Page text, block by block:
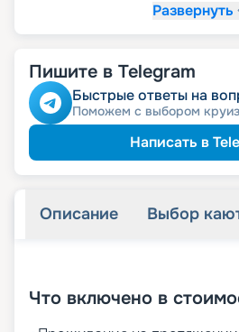
Развернуть
Пишите в Telegram
Быстрые ответы на
Поможем с выбором
Написать в
Описание Выбор
Что включено в